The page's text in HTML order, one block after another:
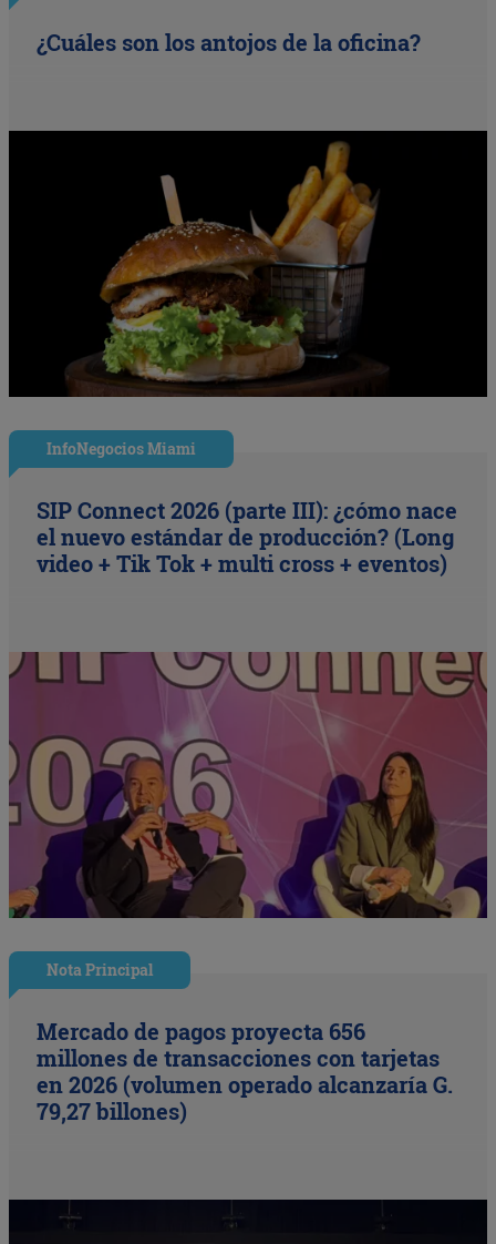
¿Cuáles son los antojos de la oficina?
InfoNegocios Miami
SIP Connect 2026 (parte III): ¿cómo nace
el nuevo estándar de producción? (Long
video + Tik Tok + multi cross + eventos)
Nota Principal
Mercado de pagos proyecta 656
millones de transacciones con tarjetas
en 2026 (volumen operado alcanzaría G.
79,27 billones)